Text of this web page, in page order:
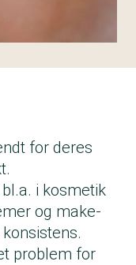
for deres
i kosmetik
og make-
problem for